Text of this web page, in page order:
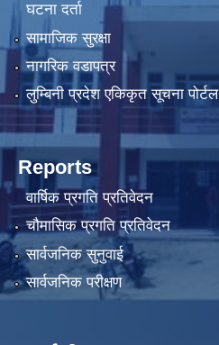
घटना दर्ता
सामाजिक सुरक्षा
नागरिक वडापत्र
लुम्बिनी प्रदेश एकिकृत सूचना पोर्टल
Reports
वार्षिक प्रगति प्रतिवेदन
चौमासिक प्रगति प्रतिवेदन
सार्वजनिक सुनुवाई
सार्वजनिक परीक्षण